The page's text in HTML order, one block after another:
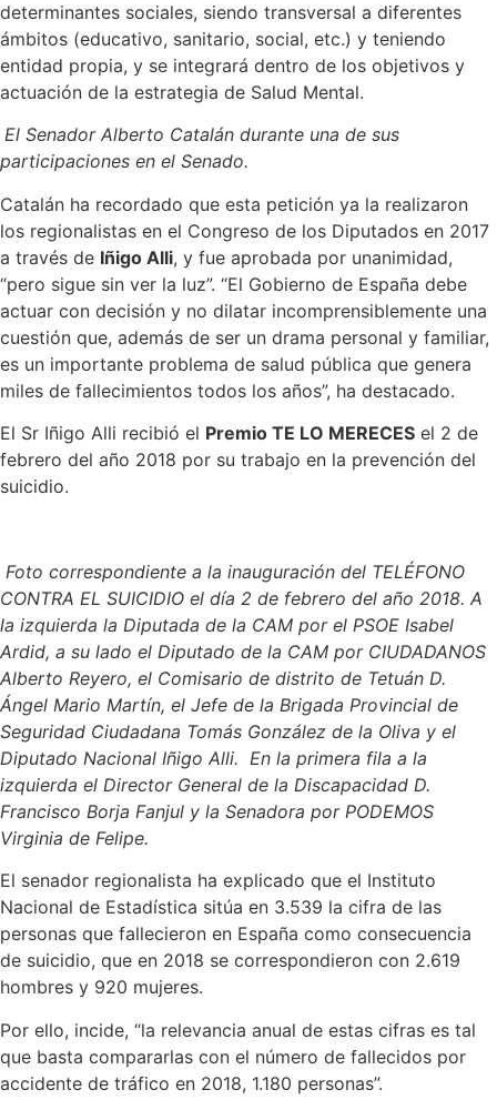
determinantes sociales, siendo transversal a diferentes
ámbitos (educativo, sanitario, social, etc.) y teniendo
entidad propia, y se integrará dentro de los objetivos y
actuación de la estrategia de Salud Mental.
El Senador Alberto Catalán durante una de sus
participaciones en el Senado.
Catalán ha recordado que esta petición ya la realizaron
los regionalistas en el Congreso de los Diputados en 2017
a través de Iñigo Alli, y fue aprobada por unanimidad,
“pero sigue sin ver la luz”. “El Gobierno de España debe
actuar con decisión y no dilatar incomprensiblemente una
cuestión que, además de ser un drama personal y familiar,
es un importante problema de salud pública que genera
miles de fallecimientos todos los años”, ha destacado.
El Sr Iñigo Alli recibió el Premio TE LO MERECES el 2 de
febrero del año 2018 por su trabajo en la prevención del
suicidio.
Foto correspondiente a la inauguración del TELÉFONO
CONTRA EL SUICIDIO el día 2 de febrero del año 2018. A
la izquierda la Diputada de la CAM por el PSOE Isabel
Ardid, a su lado el Diputado de la CAM por CIUDADANOS
Alberto Reyero, el Comisario de distrito de Tetuán D.
Ángel Mario Martín, el Jefe de la Brigada Provincial de
Seguridad Ciudadana Tomás González de la Oliva y el
Diputado Nacional Iñigo Alli. En la primera fila a la
izquierda el Director General de la Discapacidad D.
Francisco Borja Fanjul y la Senadora por PODEMOS
Virginia de Felipe.
El senador regionalista ha explicado que el Instituto
Nacional de Estadística sitúa en 3.539 la cifra de las
personas que fallecieron en España como consecuencia
de suicidio, que en 2018 se correspondieron con 2.619
hombres y 920 mujeres.
Por ello, incide, “la relevancia anual de estas cifras es tal
que basta compararlas con el número de fallecidos por
accidente de tráfico en 2018, 1.180 personas”.